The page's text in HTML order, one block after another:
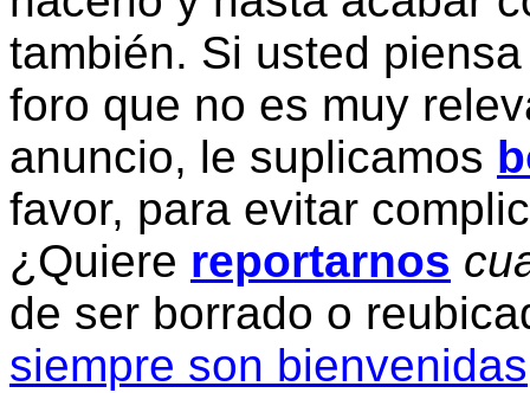
también. Si usted
foro que no es muy
anuncio, le suplicamos
favor, para evitar
¿Quiere reportarnos
de ser borrado o
siempre son bienvenidas